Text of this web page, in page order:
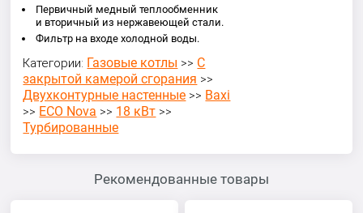
Первичный медный теплообменник
и вторичный из нержавеющей стали.
Фильтр на входе холодной воды.
Категории: Газовые котлы >> С
закрытой камерой сгорания >>
Двухконтурные настенные >> Baxi
>> ECO Nova >> 18 кВт >>
Турбированные
Рекомендованные товары